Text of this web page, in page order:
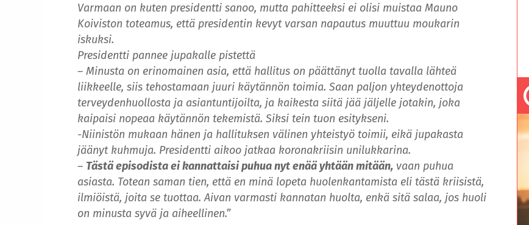
Varmaan on kuten presidentti sanoo, mutta pahitteeksi ei olisi muistaa Mauno
Koiviston toteamus, että presidentin kevyt varsan napautus muuttuu moukarin
iskuksi.
Presidentti pannee jupakalle pistettä
– Minusta on erinomainen asia, että hallitus on päättänyt tuolla tavalla lähteä
liikkeelle, siis tehostamaan juuri käytännön toimia. Saan paljon yhteydenottoja
terveydenhuollosta ja asiantuntijoilta, ja kaikesta siitä jää jäljelle jotakin, joka
kaipaisi nopeaa käytännön tekemistä. Siksi tein tuon esitykseni.
-Niinistön mukaan hänen ja hallituksen välinen yhteistyö toimii, eikä jupakasta
jäänyt kuhmuja. Presidentti aikoo jatkaa koronakriisin unilukkarina.
– Tästä episodista ei kannattaisi puhua nyt enää yhtään mitään, vaan puhua
asiasta. Totean saman tien, että en minä lopeta huolenkantamista eli tästä kriisistä,
ilmiöistä, joita se tuottaa. Aivan varmasti kannatan huolta, enkä sitä salaa, jos huoli
on minusta syvä ja aiheellinen.”